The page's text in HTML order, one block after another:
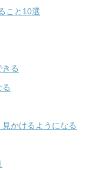
こと10選
る
かけるようになる